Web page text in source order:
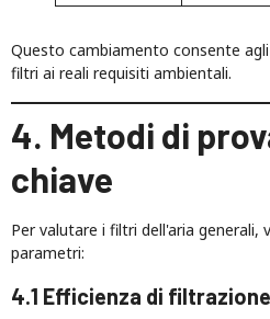
Questo cambiamento consente
filtri ai reali requisiti ambientali.
4. Metodi di
chiave
Per valutare i filtri dell'aria generali,
parametri:
4.1 Efficienza di filtrazione